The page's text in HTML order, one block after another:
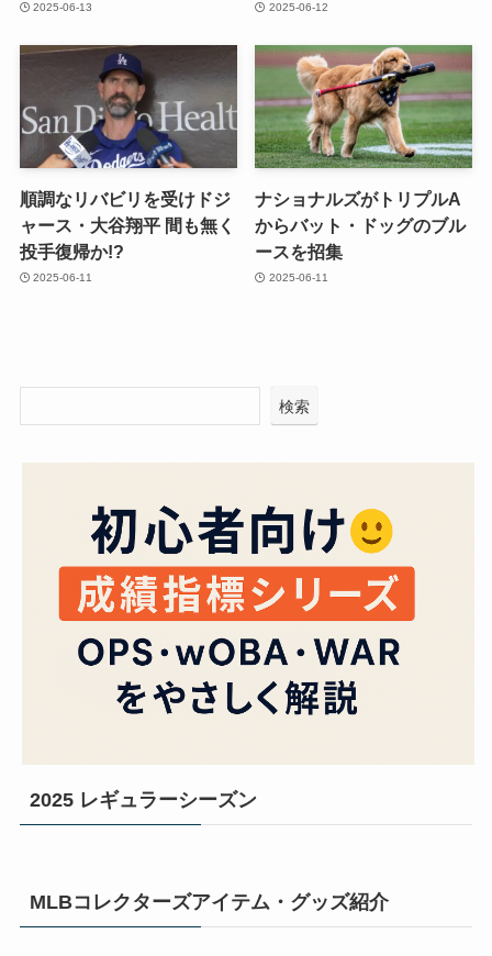
2025-06-13 2025-06-12
順調なリバビリを受けドジ
ャース・大谷翔平 間も無く
投手復帰か!?
2025-06-11
ナショナルズがトリプルA
からバット・ドッグのブル
ースを招集
2025-06-11
検索
2025 レギュラーシーズン
MLBコレクターズアイテム・グッズ紹介